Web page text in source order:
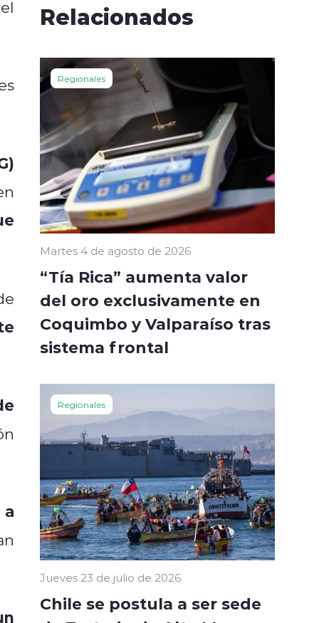
Relacionados
Regionales
Martes 4 de agosto de 2026
“Tía Rica” aumenta valor
del oro exclusivamente en
Coquimbo y Valparaíso tras
sistema frontal
Regionales
Jueves 23 de julio de 2026
Chile se postula a ser sede